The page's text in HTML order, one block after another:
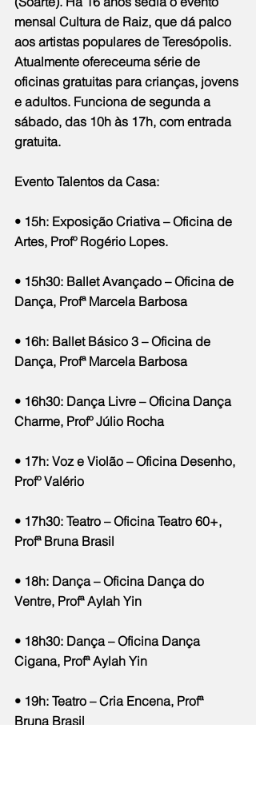
mensal Cultura de Raiz, que dá palco
aos artistas populares de Teresópolis.
Atualmente ofereceuma série de
oficinas gratuitas para crianças, jovens
e adultos. Funciona de segunda a
sábado, das 10h às 17h, com entrada
gratuita.
Evento Talentos da Casa:
• 15h: Exposição Criativa – Oficina de
Artes, Profº Rogério Lopes.
• 15h30: Ballet Avançado – Oficina de
Dança, Profª Marcela Barbosa
• 16h: Ballet Básico 3 – Oficina de
Dança, Profª Marcela Barbosa
• 16h30: Dança Livre – Oficina Dança
Charme, Profº Júlio Rocha
• 17h: Voz e Violão – Oficina Desenho,
Profº Valério
• 17h30: Teatro – Oficina Teatro 60+,
Profª Bruna Brasil
• 18h: Dança – Oficina Dança do
Ventre, Profª Aylah Yin
• 18h30: Dança – Oficina Dança
Cigana, Profª Aylah Yin
• 19h: Teatro – Cria Encena, Profª
Bruna Brasil